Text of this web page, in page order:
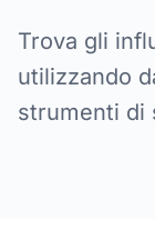
Trova gli
utilizzando
strumenti di